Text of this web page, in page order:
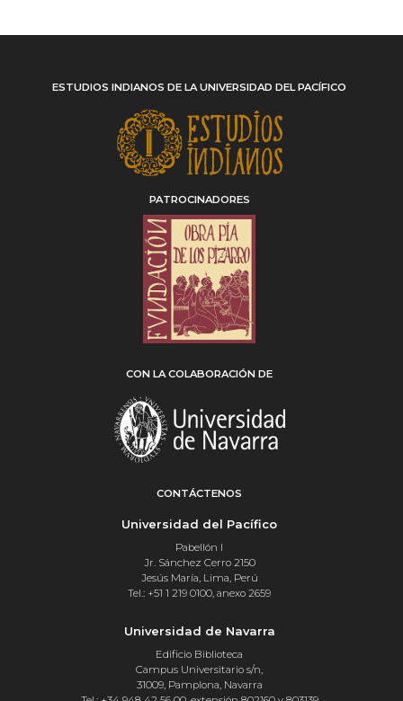
ESTUDIOS INDIANOS DE LA UNIVERSIDAD DEL PACÍFICO
PATROCINADORES
CON LA COLABORACIÓN DE
CONTÁCTENOS
Universidad del Pacífico
Pabellón I
Jr. Sánchez Cerro 2150
Jesús María, Lima, Perú
Tel.: +51 1 219 0100, anexo 2659
Universidad de Navarra
Edificio Biblioteca
Campus Universitario s/n,
31009, Pamplona, Navarra